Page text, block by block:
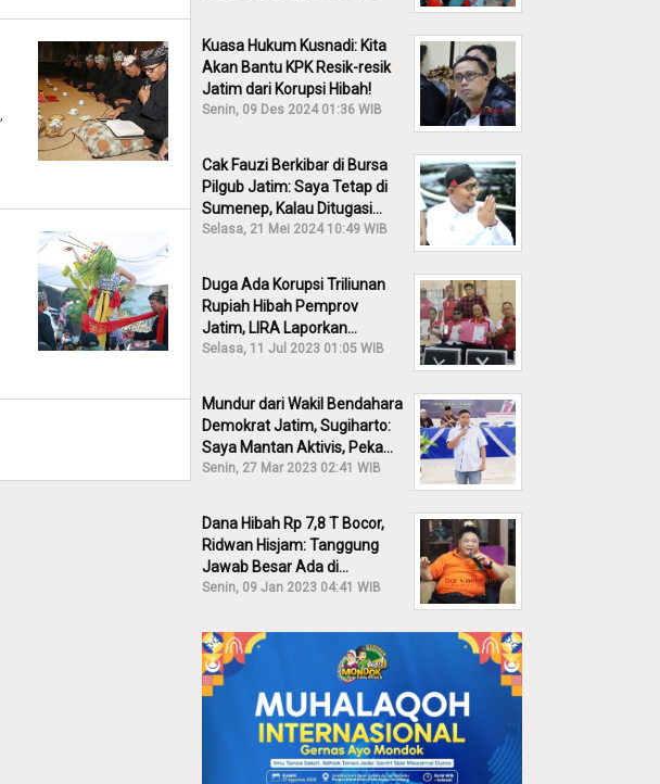
Kuasa Hukum Kusnadi: Kita
Akan Bantu KPK Resik-resik
Jatim dari Korupsi Hibah!
Senin, 09 Des 2024 01:36 WIB
Cak Fauzi Berkibar di Bursa
Pilgub Jatim: Saya Tetap di
Sumenep, Kalau Ditugasi
Partai Lain Cerita!
Selasa, 21 Mei 2024 10:49 WIB
Duga Ada Korupsi Triliunan
Rupiah Hibah Pemprov
Jatim, LIRA Laporkan
Khofifah ke KPK: Dia Harus
Selasa, 11 Jul 2023 01:05 WIB
Mundur dari Wakil Bendahara
Demokrat Jatim, Sugiharto:
Saya Mantan Aktivis, Peka
Sekali Kalau Ada yang
Senin, 27 Mar 2023 02:41 WIB
Dana Hibah Rp 7,8 T Bocor,
Ridwan Hisjam: Tanggung
Jawab Besar Ada di
Pemprov, Bukan DPRD Jatim!
Senin, 09 Jan 2023 04:41 WIB